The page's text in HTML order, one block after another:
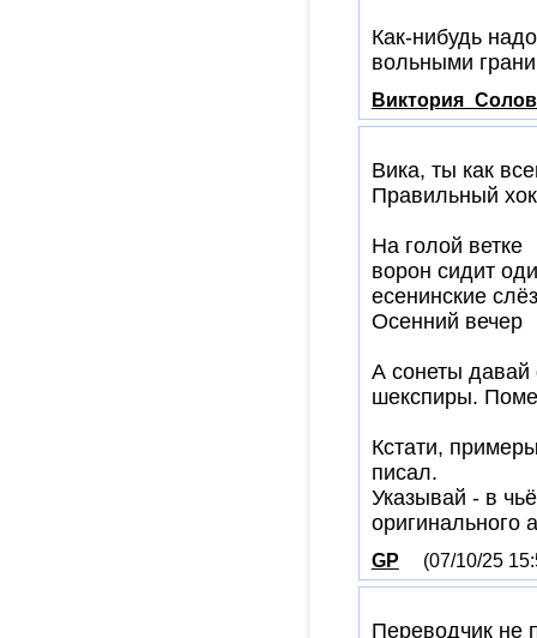
Как-нибудь
вольными
Вика, ты как
Правильный
На голой ветке
ворон сидит
есенинские
Осенний вечер
А сонеты давай
шекспиры.
Кстати,
писал.
Указывай - в
оригинального
GP (07/10/25
Переводчик не